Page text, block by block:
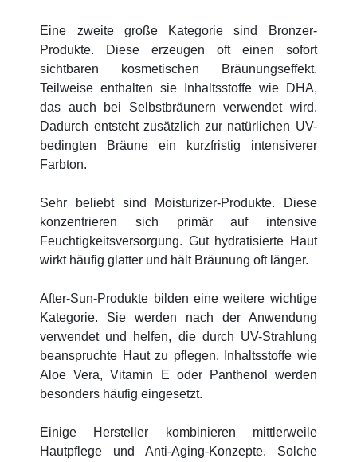
Eine zweite große Kategorie sind Bronzer-
Produkte. Diese erzeugen oft einen sofort
sichtbaren kosmetischen Bräunungseffekt.
Teilweise enthalten sie Inhaltsstoffe wie DHA,
das auch bei Selbstbräunern verwendet wird.
Dadurch entsteht zusätzlich zur natürlichen UV-
bedingten Bräune ein kurzfristig intensiverer
Farbton.
Sehr beliebt sind Moisturizer-Produkte. Diese
konzentrieren sich primär auf intensive
Feuchtigkeitsversorgung. Gut hydratisierte Haut
wirkt häufig glatter und hält Bräunung oft länger.
After-Sun-Produkte bilden eine weitere wichtige
Kategorie. Sie werden nach der Anwendung
verwendet und helfen, die durch UV-Strahlung
beanspruchte Haut zu pflegen. Inhaltsstoffe wie
Aloe Vera, Vitamin E oder Panthenol werden
besonders häufig eingesetzt.
Einige Hersteller kombinieren mittlerweile
Hautpflege und Anti-Aging-Konzepte. Solche